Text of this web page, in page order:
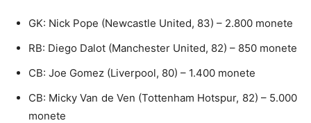
GK: Nick Pope (Newcastle United, 83) – 2.800 monete
RB: Diego Dalot (Manchester United, 82) – 850 monete
CB: Joe Gomez (Liverpool, 80) – 1.400 monete
CB: Micky Van de Ven (Tottenham Hotspur, 82) – 5.000
monete